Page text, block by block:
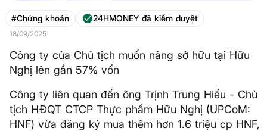
#Chứng khoán 24HMONEY đã kiểm duyệt
18/09/2025
Công ty của Chủ tịch muốn nâng sở hữu tại Hữu
Nghị lên gần 57% vốn
Công ty liên quan đến ông Trịnh Trung Hiếu - Chủ
tịch HĐQT CTCP Thực phẩm Hữu Nghị (UPCoM:
HNF) vừa đăng ký mua thêm hơn 1.6 triệu cp HNF,